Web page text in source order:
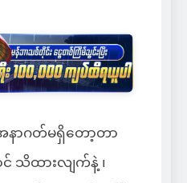
နာဂတ်မရှိတော့တာ
သိထားလျက်နဲ့ ၊